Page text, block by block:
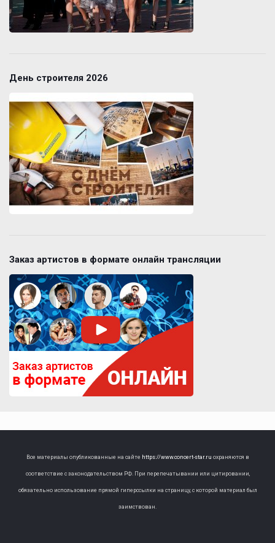
День строителя 2026
Заказ артистов в формате онлайн трансляции
Все материалы опубликованные на сайте https://www.concert-star.ru охраняются в
соответствие с законодательством РФ. При перепечатывании или цитировании,
обязательно использование прямой гиперссылки на страницу, с которой материал был
заимствован.